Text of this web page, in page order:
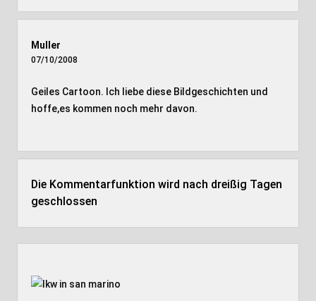
Muller
07/10/2008
Geiles Cartoon. Ich liebe diese Bildgeschichten und
hoffe,es kommen noch mehr davon.
Die Kommentarfunktion wird nach dreißig Tagen
geschlossen